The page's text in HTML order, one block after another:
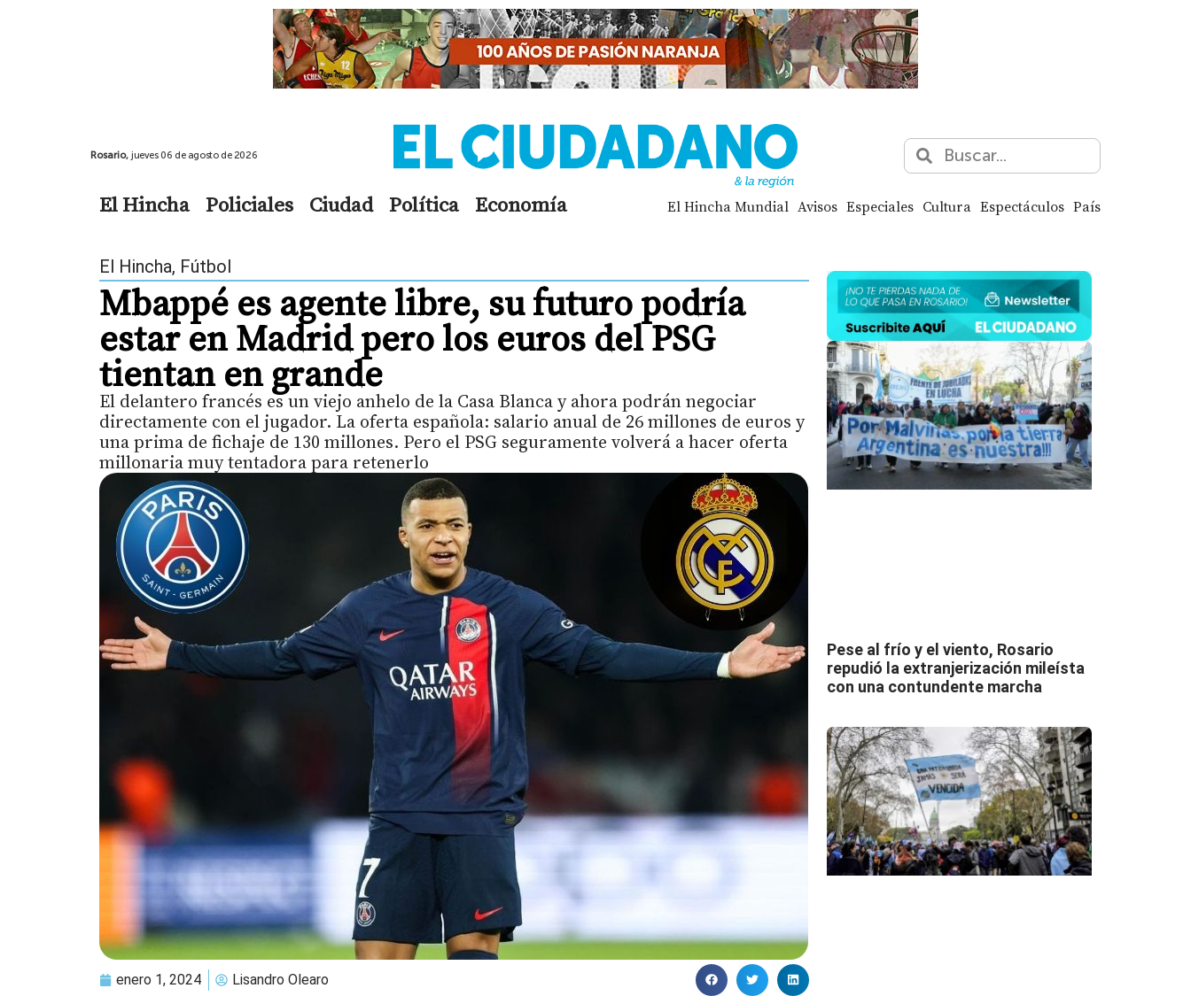
Rosario, jueves 06 de agosto de 2026
El Hincha Policiales Ciudad Política Economía El Hincha Mundial Avisos Especiales Cultura Espectáculos País
El Hincha, Fútbol
Mbappé es agente libre, su futuro podría
estar en Madrid pero los euros del PSG
tientan en grande
El delantero francés es un viejo anhelo de la Casa Blanca y ahora podrán negociar
directamente con el jugador. La oferta española: salario anual de 26 millones de euros y
una prima de fichaje de 130 millones. Pero el PSG seguramente volverá a hacer oferta
millonaria muy tentadora para retenerlo
enero 1, 2024 Lisandro Olearo
Pese al frío y el viento, Rosario
repudió la extranjerización mileísta
con una contundente marcha